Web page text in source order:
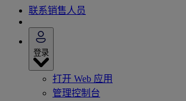
联系销售人员
登录
打开 Web 应用
管理控制台